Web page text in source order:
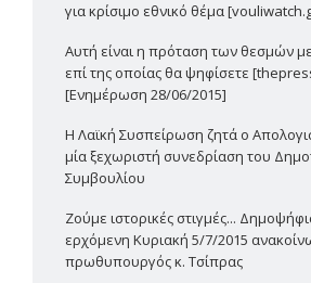
για κρίσιμο εθνικό θέμα
Αυτή είναι η πρόταση των θεσμών
επί της οποίας θα ψηφίσετε
[Ενημέρωση 28/06/2015]
Η Λαϊκή Συσπείρωση ζητά ο
μία ξεχωριστή συνεδρίαση του
Συμβουλίου
Ζούμε ιστορικές στιγμές...
ερχόμενη Κυριακή 5/7/2015
πρωθυπουργός κ. Τσίπρας